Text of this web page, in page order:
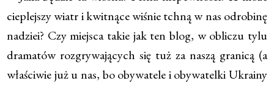
cieplejszy wiatr i kwitnące wiśnie tchną w nas odrobinę
nadziei? Czy miejsca takie jak ten blog, w obliczu tylu
dramatów rozgrywających się tuż za naszą granicą (a
właściwie już u nas, bo obywatele i obywatelki Ukrainy